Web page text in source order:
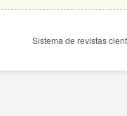
Sistema de revistas